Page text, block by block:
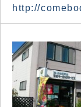
http://